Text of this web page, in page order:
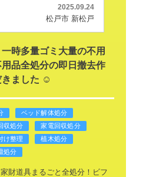
2025.09.24
松戸市 新松戸
時多量ゴミ大量の不用
品全処分の即日撤去作
きました ☺️
ベッド解体処分
収処分
家電回収処分
け整理
植木処分
処分
財道具まるごと全処分！ビフ